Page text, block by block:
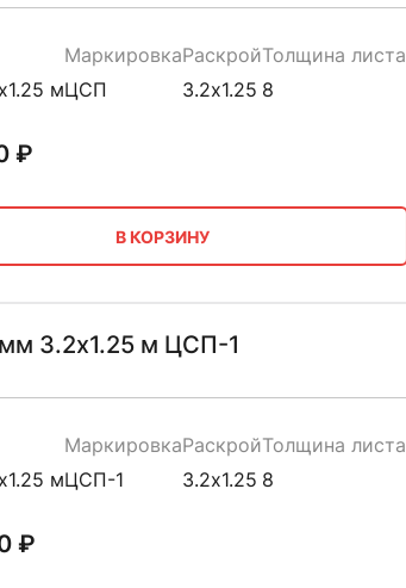
м
Маркировка
ЦСП
Раскрой
3.2х1.25
Толщина листа
8
₽
В КОРЗИНУ
3.2х1.25 м ЦСП-1
м
Маркировка
ЦСП-1
Раскрой
3.2х1.25
Толщина листа
8
₽